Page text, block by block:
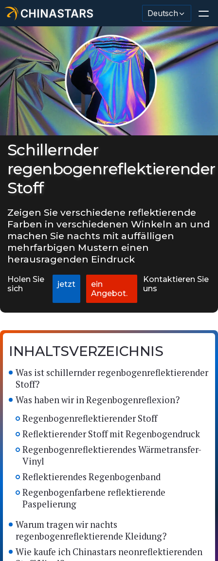
CHINASTARS Deutsch
Reflektierendes Material / Klebeband
Modischer reflektierender Stoff
Sicherheitskleidung
Im Dunkeln leuchtendes Material
Industrieller Waschbesatz
Über CHINASTARS
Zertifikat
Katalog
Kontakt
Schillernder
regenbogenreflektierender
Stoff
Zeigen Sie verschiedene reflektierende
Farben in verschiedenen Winkeln an und
machen Sie nachts mit auffälligen
mehrfarbigen Mustern einen
herausragenden Eindruck
Holen Sie
sich
jetzt
ein
Angebot.
Kontaktieren Sie
uns
INHALTSVERZEICHNIS
Was ist schillernder regenbogenreflektierender
Stoff?
Was haben wir in Regenbogenreflexion?
Regenbogenreflektierender Stoff
Reflektierender Stoff mit Regenbogendruck
Regenbogenreflektierendes Wärmetransfer-
Vinyl
Reflektierendes Regenbogenband
Regenbogenfarbene reflektierende
Paspelierung
Warum tragen wir nachts
regenbogenreflektierende Kleidung?
Wie kaufe ich Chinastars neonreflektierenden